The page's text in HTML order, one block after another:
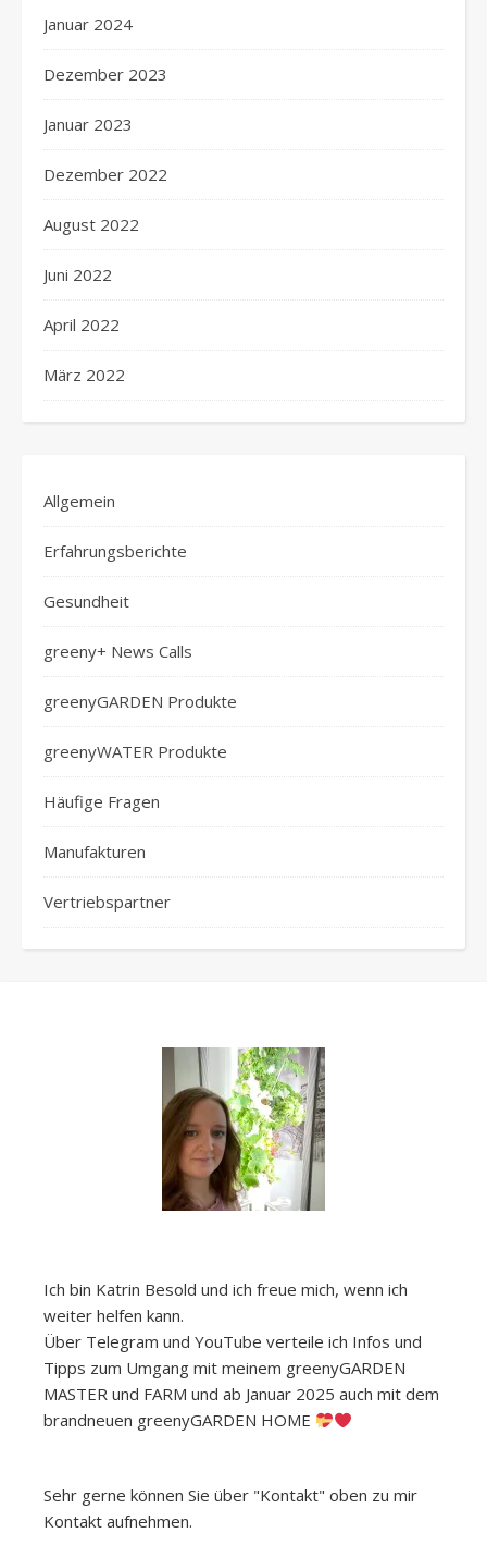
Januar 2024
Dezember 2023
Januar 2023
Dezember 2022
August 2022
Juni 2022
April 2022
März 2022
Allgemein
Erfahrungsberichte
Gesundheit
greeny+ News Calls
greenyGARDEN Produkte
greenyWATER Produkte
Häufige Fragen
Manufakturen
Vertriebspartner
Ich bin Katrin Besold und ich freue mich, wenn ich
weiter helfen kann.
Über Telegram und YouTube verteile ich Infos und
Tipps zum Umgang mit meinem greenyGARDEN
MASTER und FARM und ab Januar 2025 auch mit dem
brandneuen greenyGARDEN HOME
Sehr gerne können Sie über "Kontakt" oben zu mir
Kontakt aufnehmen.